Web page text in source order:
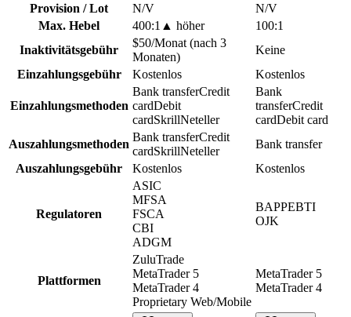
Provision / Lot
N/V
N/V
Max. Hebel
400:1 ▲ höher
100:1
Inaktivitätsgebühr
$50/Monat (nach 3
Monaten)
Keine
Einzahlungsgebühr
Kostenlos Kostenlos
Einzahlungsmethoden
Bank transferCredit
cardDebit
cardSkrillNeteller
Bank
transferCredit
cardDebit card
Auszahlungsmethoden
Bank transferCredit
cardSkrillNeteller
Bank transfer
Auszahlungsgebühr
Kostenlos Kostenlos
Regulatoren
ASIC
MFSA
FSCA
CBI
ADGM
BAPPEBTI
OJK
Plattformen
ZuluTrade
MetaTrader 5
MetaTrader 4
Proprietary Web/Mobile
MetaTrader 5
MetaTrader 4